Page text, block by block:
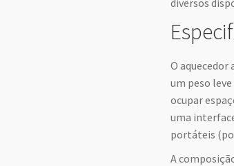
diversos
O aquecedor
um peso
ocupar
uma
portáteis
A